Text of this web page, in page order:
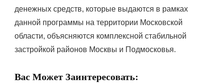
денежных средств, которые выдаются в рамках
данной программы на территории Московской
области, объясняются комплексной стабильной
застройкой районов Москвы и Подмосковья.
Вас Может Заинтересовать: